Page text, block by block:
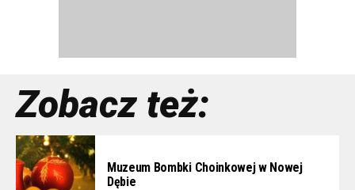
Zobacz też:
Muzeum Bombki Choinkowej w Nowej
Dębie